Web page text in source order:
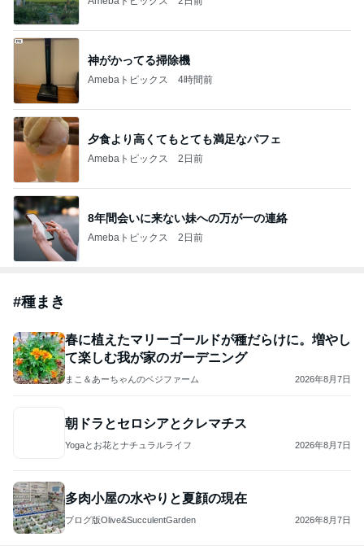
神がかってる掃除機
Amebaトピックス 4時間前
夕食より高くてもとても満足なパフェ
Amebaトピックス 2日前
8年間会いに来ない妹への万が一の連絡
Amebaトピックス 2日前
#種まき
春に植えたマリーゴールドが種だらけに。増やし
て楽しむ我が家のガーデニング
まこ＆あーちゃんのベジファーム 2026年8月7日
朝ドラとセロシアとクレマチス
Yogaとお花とナチュラルライフ 2026年8月7日
多肉小屋の水やりと夏顔の現在
ブログ版Olive&SucculentGarden 2026年8月7日